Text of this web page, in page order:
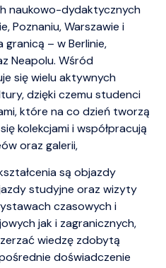
naukowo-dydaktycznych
Poznaniu, Warszawie i
granicą – w Berlinie,
Neapolu. Wśród
się wielu aktywnych
dzięki czemu studenci
które na co dzień tworzą
kolekcjami i współpracują
oraz galerii,
są objazdy
studyjne oraz wizyty
czasowych i
jak i zagranicznych,
wiedzę zdobytą
doświadczenie